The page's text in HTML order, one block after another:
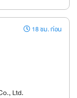
18 ชม. ก่อน
Ltd.